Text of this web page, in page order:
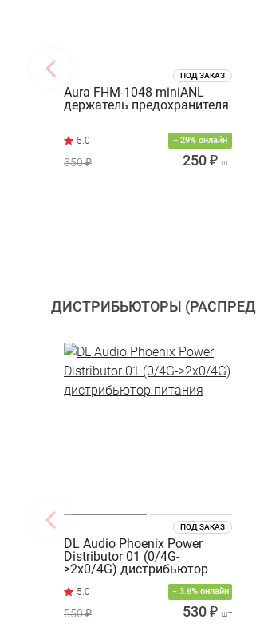
ПОД ЗАКАЗ
Aura FHM-1048 miniANL
держатель предохранителя
− 29% онлайн
350 ₽ 250 ₽ шт
ДИСТРИБЬЮТОРЫ
ПОД ЗАКАЗ
DL Audio Phoenix Power
Distributor 01 (0/4G-
>2x0/4G) дистрибьютор
− 3.6% онлайн
550 ₽ 530 ₽ шт